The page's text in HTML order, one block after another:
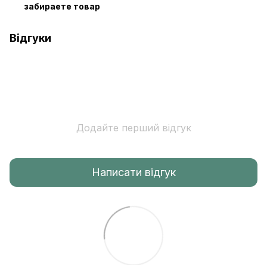
забираете товар
Відгуки
Додайте перший відгук
Написати відгук